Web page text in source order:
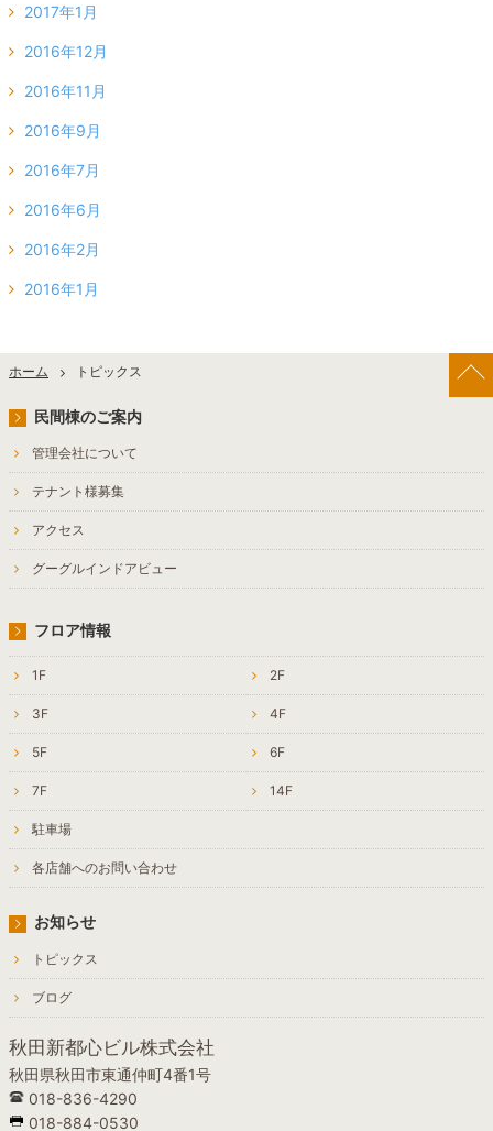
2017年1月
2016年12月
2016年11月
2016年9月
2016年7月
2016年6月
2016年2月
2016年1月
ホーム トピックス
民間棟のご案内
管理会社について
テナント様募集
アクセス
グーグルインドアビュー
フロア情報
1F 2F
3F 4F
5F 6F
7F 14F
駐車場
各店舗へのお問い合わせ
お知らせ
トピックス
ブログ
秋田新都心ビル株式会社
秋田県秋田市東通仲町4番1号
018-836-4290
018-884-0530